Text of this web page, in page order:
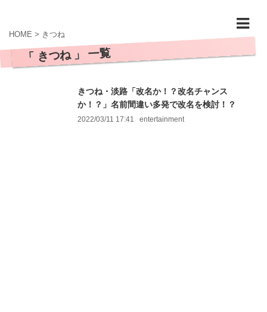
HOME > きつね
「 きつね 」 一覧
きつね・淡路「改名か！？改名チャンス
か！？」名前間違い多発で改名を検討！？
2022/03/11 17:41 entertainment